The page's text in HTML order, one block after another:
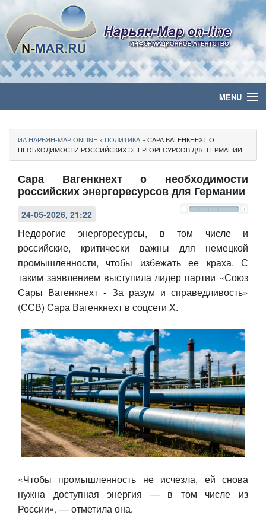
MENU
Политика
Бизнес
Культура
Медиа
Авто
Спорт
Контакты
ИА НАРЬЯН-МАР ONLINE » ПОЛИТИКА » САРА ВАГЕНКНЕХТ О
НЕОБХОДИМОСТИ РОССИЙСКИХ ЭНЕРГОРЕСУРСОВ ДЛЯ ГЕРМАНИИ
Сара Вагенкнехт о необходимости
российских энергоресурсов для Германии
24-05-2026, 21:22
Недорогие энергоресурсы, в том числе и
российские, критически важны для немецкой
промышленности, чтобы избежать ее краха. С
таким заявлением выступила лидер партии «Союз
Сары Вагенкнехт - За разум и справедливость»
(ССВ) Сара Вагенкнехт в соцсети X.
«Чтобы промышленность не исчезла, ей снова
нужна доступная энергия — в том числе из
России», — отметила она.